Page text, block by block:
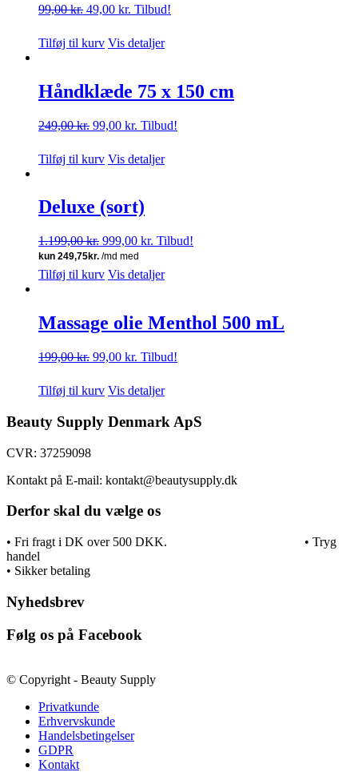
99,00kr. Den
var:
49,00 kr. Den
pris
er:
Tilbud!
Tilføj til kurv Vis detaljer
Håndklæde 75 x 150 cm
249,00kr. Den
pris
var:
99,00 kr. Den
pris
er:
Tilbud!
Tilføj til kurv Vis detaljer
Deluxe (sort)
1.199,00kr. Den
oprindelige
pris
var:
999,00 kr. Den
pris
er:
Tilbud!
Tilføj til kurv Vis detaljer
Massage olie Menthol 500 mL
199,00kr. Den
pris
var:
199,00 kr..
99,00 kr. Den
pris
er:
99,00 kr..
Tilbud!
Tilføj til kurv Vis detaljer
Beauty Supply Denmark ApS
CVR: 37259098
Kontakt på E-mail: kontakt@beautysupply.dk
Derfor skal du vælge os
• Fri fragt i DK over 500 DKK. • Tryg
handel
• Sikker betaling
Nyhedsbrev
Følg os på Facebook
© Copyright - Beauty Supply
Privatkunde
Erhvervskunde
Handelsbetingelser
GDPR
Kontakt